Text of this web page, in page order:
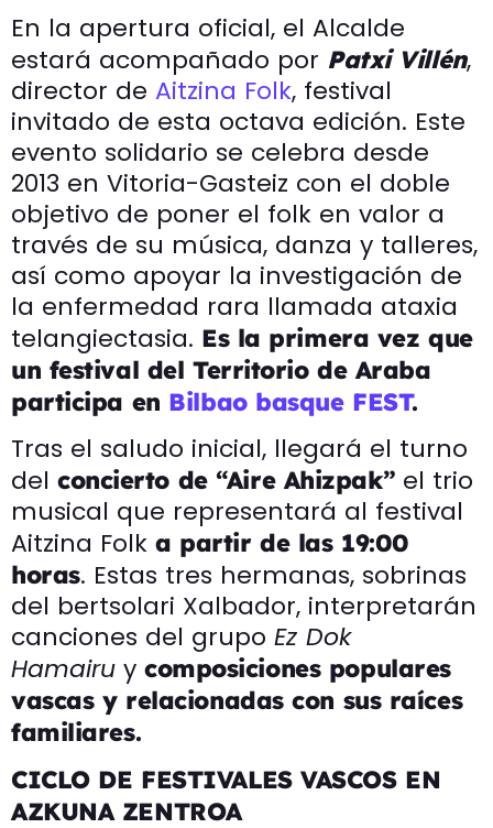
En la apertura oficial, el Alcalde
estará acompañado por Patxi Villén,
director de Aitzina Folk, festival
invitado de esta octava edición. Este
evento solidario se celebra desde
2013 en Vitoria-Gasteiz con el doble
objetivo de poner el folk en valor a
través de su música, danza y talleres,
así como apoyar la investigación de
la enfermedad rara llamada ataxia
telangiectasia. Es la primera vez que
un festival del Territorio de Araba
participa en Bilbao basque FEST.
Tras el saludo inicial, llegará el turno
del concierto de “Aire Ahizpak” el trio
musical que representará al festival
Aitzina Folk a partir de las 19:00
horas. Estas tres hermanas, sobrinas
del bertsolari Xalbador, interpretarán
canciones del grupo Ez Dok
Hamairu y composiciones populares
vascas y relacionadas con sus raíces
familiares.
CICLO DE FESTIVALES VASCOS EN
AZKUNA ZENTROA